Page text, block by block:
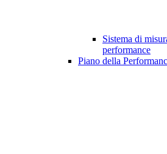
Sistema di
performance
Piano della